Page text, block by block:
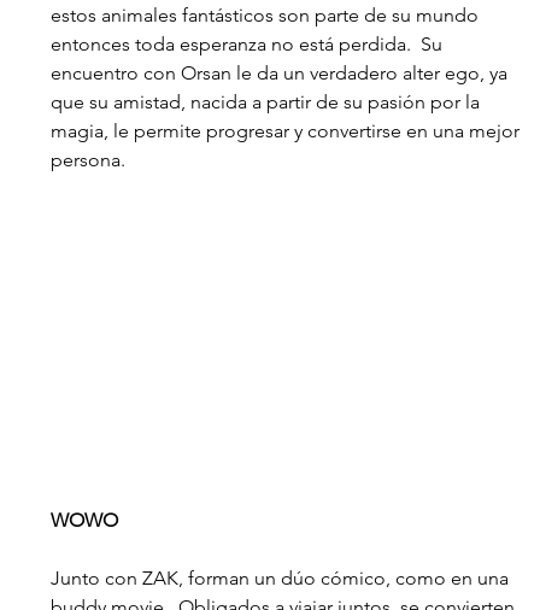
estos animales fantásticos son parte de su mundo
entonces toda esperanza no está perdida.  Su
encuentro con Orsan le da un verdadero alter ego, ya
que su amistad, nacida a partir de su pasión por la
magia, le permite progresar y convertirse en una mejor
persona.
WOWO
Junto con ZAK, forman un dúo cómico, como en una